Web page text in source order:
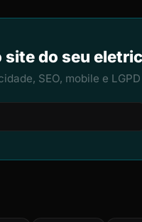
site do seu
SEO, mobile e